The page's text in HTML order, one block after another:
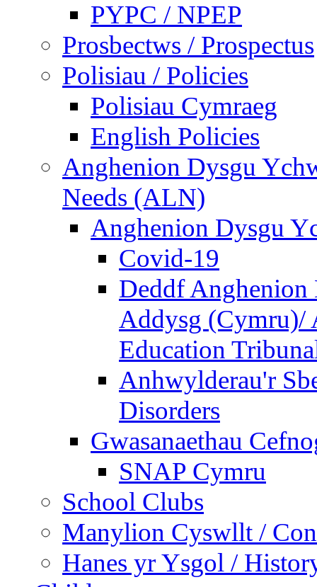
PYPC / NPEP
Prosbectws / Prospectus
Polisiau / Policies
Polisiau Cymraeg
English Policies
Anghenion Dysgu
Needs (ALN)
Anghenion Dysgu
Covid-19
Deddf
Addysg (Cymru)/
Education
Anhwylderau'r
Disorders
Gwasanaethau
SNAP Cymru
School Clubs
Manylion Cyswllt /
Hanes yr Ysgol /